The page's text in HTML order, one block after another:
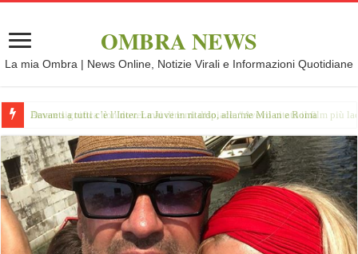
OMBRA NEWS
La mia Ombra | News Online, Notizie Virali e Informazioni Quotidiane
Davanti a tutti c’è l’Inter. La Juve in ritardo, allarme Milan e Roma